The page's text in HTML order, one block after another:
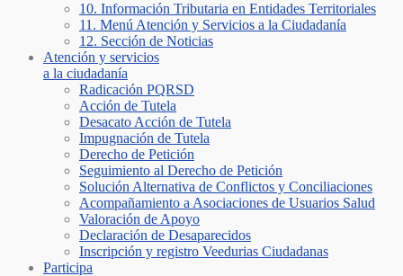
10. Información Tributaria en Entidades Territoriales
11. Menú Atención y Servicios a la Ciudadanía
12. Sección de Noticias
Atención y servicios
a la ciudadanía
Radicación PQRSD
Acción de Tutela
Desacato Acción de Tutela
Impugnación de Tutela
Derecho de Petición
Seguimiento al Derecho de Petición
Solución Alternativa de Conflictos y Conciliaciones
Acompañamiento a Asociaciones de Usuarios Salud
Valoración de Apoyo
Declaración de Desaparecidos
Inscripción y registro Veedurias Ciudadanas
Participa